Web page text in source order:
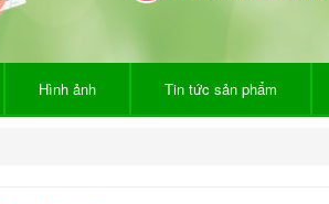
Hình ảnh Tin tức sản phẩm